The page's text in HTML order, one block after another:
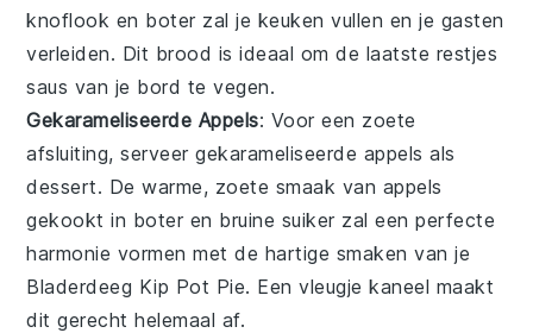
knoflook en boter zal je keuken vullen en je gasten
verleiden. Dit brood is ideaal om de laatste restjes
saus van je bord te vegen.
Gekarameliseerde Appels: Voor een zoete
afsluiting, serveergekarameliseerde appels als
dessert. De warme, zoete smaak van appels
gekookt in boter en bruine suiker zal een perfecte
harmonie vormen met de hartige smaken van je
Bladerdeeg Kip Pot Pie. Een vleugjekaneel maakt
dit gerecht helemaal af.